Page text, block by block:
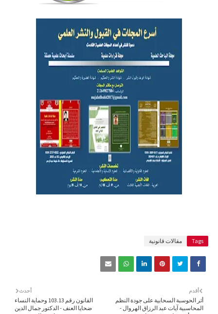
Tags مقالات قانونية
أحدث
القانون رقم 103.13 وحماية النساء
ضحايا العنف - الدكتور جمال الدين
أقدم
أثر الحوسبة السحابية على جودة النظم
المحاسبية آيات عبد الرزاق الهروال -